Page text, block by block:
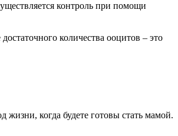
контроль при помощи
количества ооцитов – это
когда будете готовы стать мамой.